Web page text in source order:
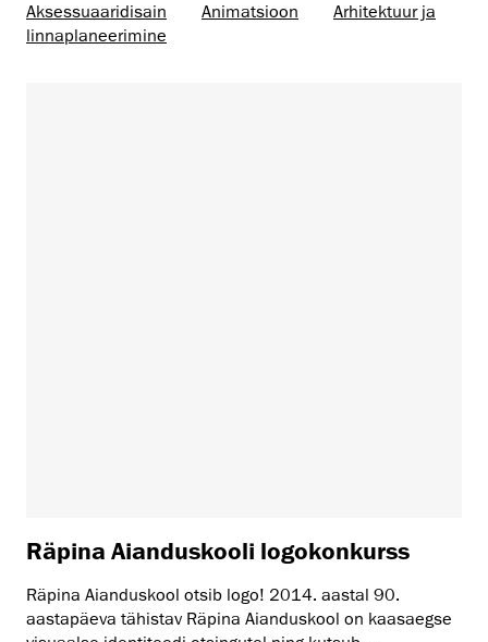
Aksessuaaridisain
Animatsioon
Arhitektuur ja
linnaplaneerimine
Räpina Aianduskooli logokonkurss
Räpina Aianduskool otsib logo! 2014. aastal 90.
aastapäeva tähistav Räpina Aianduskool on kaasaegse